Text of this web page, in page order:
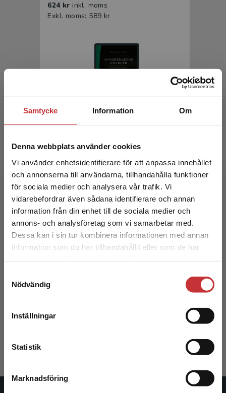
Samtycke Information Om
Denna webbplats använder cookies
Vi använder enhetsidentifierare för att anpassa innehållet
och annonserna till användarna, tillhandahålla funktioner
för sociala medier och analysera vår trafik. Vi
vidarebefordrar även sådana identifierare och annan
information från din enhet till de sociala medier och
annons- och analysföretag som vi samarbetar med.
Dessa kan i sin tur kombinera informationen med annan
information som du har tillhandahållit eller som de har
Nödvändig
Inställningar
Statistik
Marknadsföring
Begränsad fraktregion
Det verkar som att du besöker
studentlitteratur.se via en enhet utanför Sverige.
Vi erbjuder inte leveranser utanför Sverige. För
att kunna slutföra ett köp måste
624 kr inkl. moms
Exkl. moms: 589 kr
Omvårdnadens grunder
Almerud, Sofia m.fl. (red.)
413 krinkl. moms
Exkl. moms: 390 kr
Omvårdnadens grunder - paket
Almerud, Sofia m.fl. (red.)